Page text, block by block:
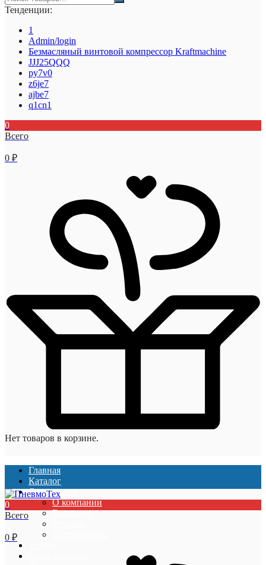
Тенденции:
1
Admin/login
Безмасляный винтовой компрессор Kraftmaсhine
JJJ25QQQ
py7v0
z6je7
ajbe7
q1cn1
0
Всего
0 ₽
Нет товаров в корзине.
Главная
Каталог
О компании
О компании
Вакансии
0
Всего
0 ₽